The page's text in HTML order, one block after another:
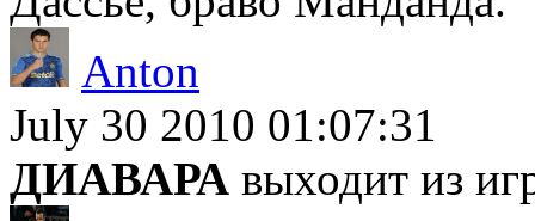
Anton
July 30 2010 01:07:31
ДИАВАРА выходит из